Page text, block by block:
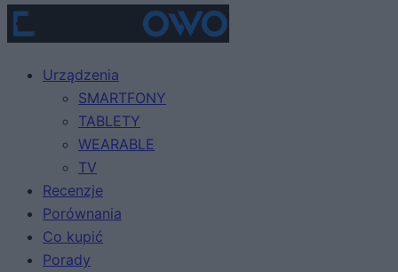
Urządzenia
SMARTFONY
TABLETY
WEARABLE
TV
Recenzje
Porównania
Co kupić
Porady